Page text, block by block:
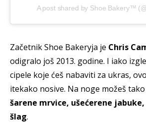
A post shared by Shoe Bakery™
Začetnik Shoe Bakeryja je Chris
odigralo još 2013. godine. I iako
cipele koje ćeš nabaviti za ukras,
itekako nosive. Na noge možeš
šarene mrvice, ušećerene
šlag.